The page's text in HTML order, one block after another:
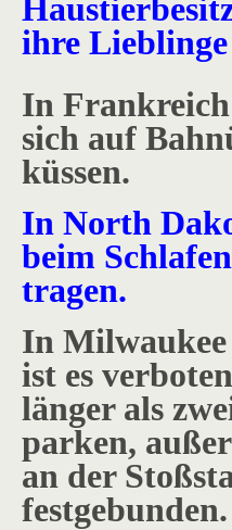
ihre Lieblinge
In Frankreich
sich auf
küssen.
In North
beim
tragen.
In
ist es
länger als
parken,
an der
festgebunden.